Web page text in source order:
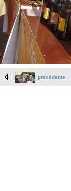
précédente